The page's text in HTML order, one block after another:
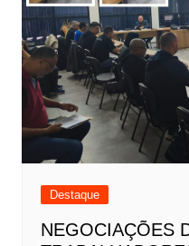
Destaque
NEGOCIAÇÕES